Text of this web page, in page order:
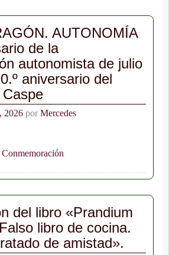
AUTONOMÍA
de la
autonomista de julio
aniversario del
2026 por Mercedes
Conmemoración
del libro «Prandium
libro de cocina.
de amistad».